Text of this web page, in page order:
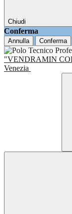
Chiudi
Conferma
Annulla Conferma
"VENDRAMIN
Venezia